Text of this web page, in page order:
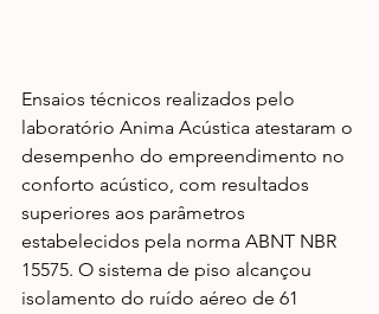
Ensaios técnicos realizados pelo
laboratório Anima Acústica atestaram o
desempenho do empreendimento no
conforto acústico, com resultados
superiores aos parâmetros
estabelecidos pela norma ABNT NBR
15575. O sistema de piso alcançou
isolamento do ruído aéreo de 61